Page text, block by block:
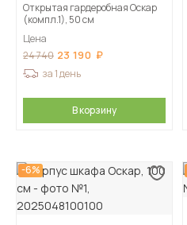
Открытая гардеробная Оскар
(компл.1), 50 см
Цена
24 740 23 190
за 1 день
В корзину
-6%